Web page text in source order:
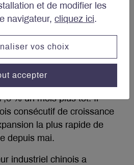
et de modifier les
navigateur, cliquez ici.
vos choix
accepter
liées à la faiblesse de
et de la demande
améliorés en Chine vers la
de consommation se
les ventes au détail
% en glissement annuel
% un mois plus tôt. Il
consécutif de croissance
la plus rapide de
depuis mai.
industriel chinois a